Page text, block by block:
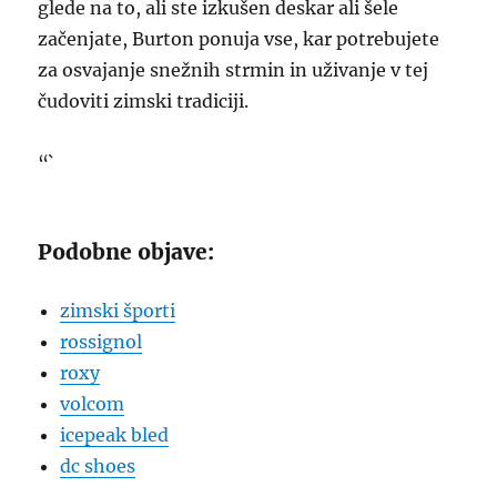
glede na to, ali ste izkušen deskar ali šele
začenjate, Burton ponuja vse, kar potrebujete
za osvajanje snežnih strmin in uživanje v tej
čudoviti zimski tradiciji.
“`
Podobne objave:
zimski športi
rossignol
roxy
volcom
icepeak bled
dc shoes